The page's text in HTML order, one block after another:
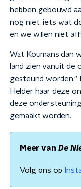
hebben gebouwd
nog niet, iets wat
en we willen niet
Wat Koumans dan
land zien vanuit de
gesteund worden."
Helder haar deze
deze
gemaakt worden.
Meer van De
Volg ons op